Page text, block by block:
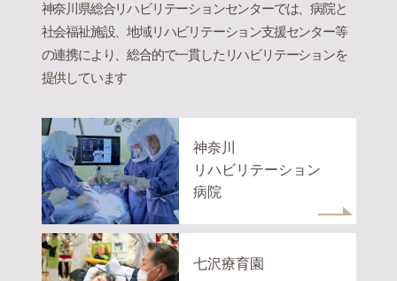
神奈川県総合リハビリテーションセンターでは、病院と
社会福祉施設、地域リハビリテーション支援センター等
の連携により、総合的で一貫したリハビリテーションを
提供しています
神奈川
リハビリテーション
病院
七沢療育園